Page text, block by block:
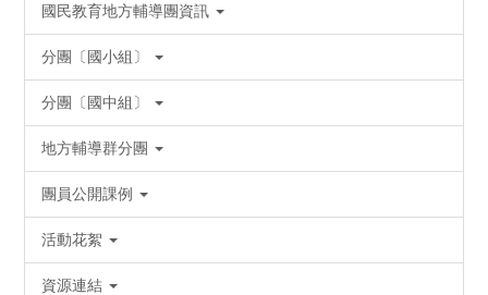
國民教育地方輔導團資訊
分團〔國小組〕
分團〔國中組〕
地方輔導群分團
團員公開課例
活動花絮
資源連結